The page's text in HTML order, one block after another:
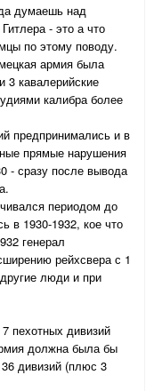
думаешь над
- это а что
по этому поводу.
армия была
3 кавалерийские
калибра более
предпринимались и в
прямые нарушения
- сразу после вывода
периодом до
в 1930-1932, кое что
генерал
рейхсвера с 1
люди и при
пехотных дивизий
должна была бы
дивизий (плюс 3